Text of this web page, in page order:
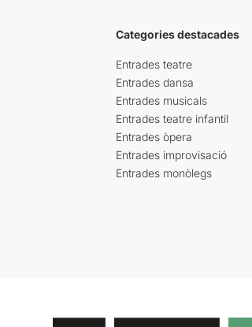
Categories destacades
Entrades teatre
Entrades dansa
Entrades musicals
Entrades teatre infantil
Entrades òpera
Entrades improvisació
Entrades monòlegs